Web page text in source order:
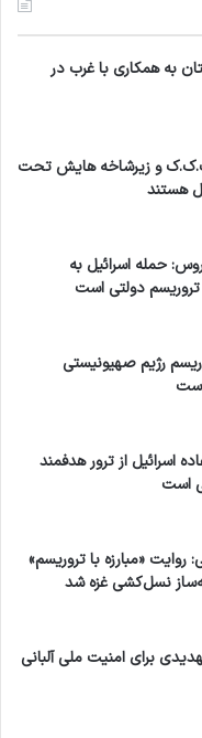
اهمیت فراوانی
ابزاری به
است که شاهد
در واقع،
در منطقه،
که این چرخه خود
به همکاری با غرب در
پ.ک.ک و زیرشاخه هایش تحت
هستند
روس: حمله اسرائیل به
دولتی است
رژیم صهیونیستی
اسرائیل از ترور هدفمند
است
روایت «مبارزه با تروریسم»
برای امنیت ملی آلبانی